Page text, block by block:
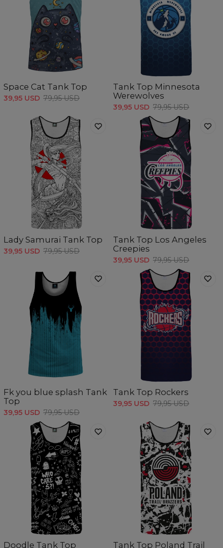
Space Cat Tank Top
39,95 USD 79,95 USD
Tank Top Minnesota
Werewolves
39,95 USD 79,95 USD
Lady Samurai Tank Top
39,95 USD 79,95 USD
Tank Top Los Angeles
Creepies
39,95 USD 79,95 USD
Fk you blue splash Tank
Top
39,95 USD 79,95 USD
Tank Top Rockers
39,95 USD 79,95 USD
Doodle Tank Top Tank Top Poland Trail